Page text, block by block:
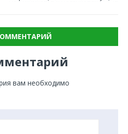
вам необходимо